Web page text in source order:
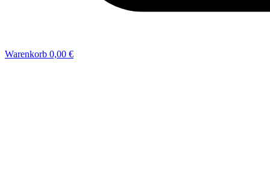
Warenkorb 0,00 €